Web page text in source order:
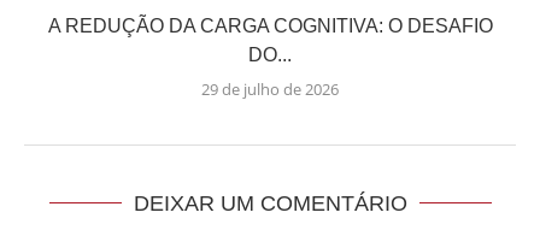
A REDUÇÃO DA CARGA COGNITIVA: O DESAFIO
DO...
29 de julho de 2026
DEIXAR UM COMENTÁRIO